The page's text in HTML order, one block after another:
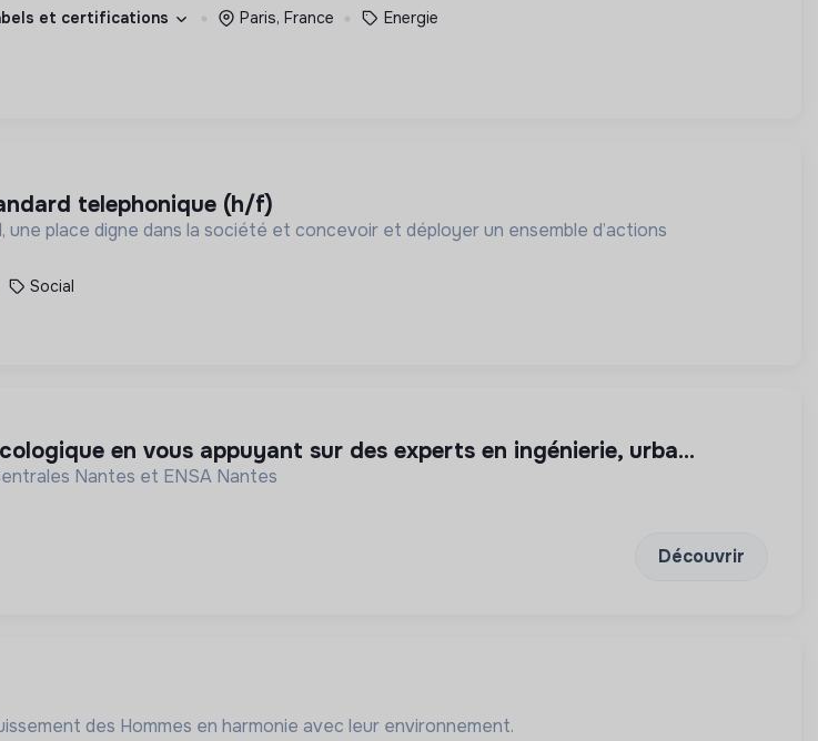
et certifications Paris, France Energie
telephonique (h/f)
place digne dans la société et concevoir et déployer un ensemble d’actions
Social
en vous appuyant sur des experts en ingénierie, urba...
Nantes et ENSA Nantes
Découvrir
des Hommes en harmonie avec leur environnement.